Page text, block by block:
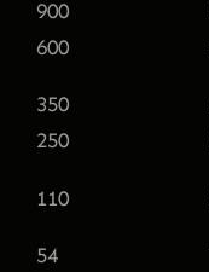
900 Meter
600 m²
350 Meter
250
110
54